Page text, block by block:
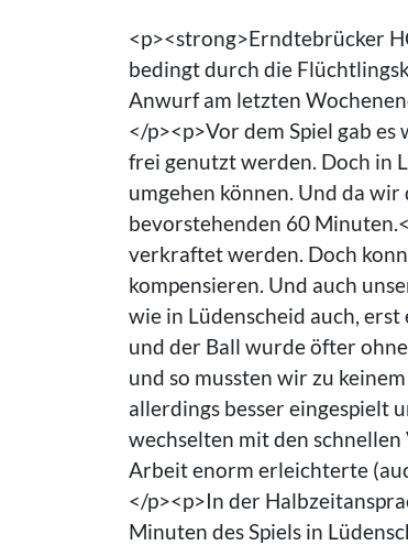
<p><strong>Erndtebrücker
bedingt durch die
Anwurf am letzten
</p><p>Vor dem Spiel gab
frei genutzt werden. Doch in
umgehen können. Und da
bevorstehenden 60
verkraftet werden. Doch
kompensieren. Und auch
wie in Lüdenscheid auch,
und der Ball wurde öfter
und so mussten wir zu
allerdings besser eingespielt
wechselten mit den
Arbeit enorm erleichterte
</p><p>In der
Minuten des Spiels in